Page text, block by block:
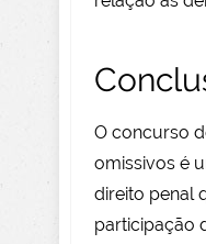
O concurso
omissivos é
direito penal
participação